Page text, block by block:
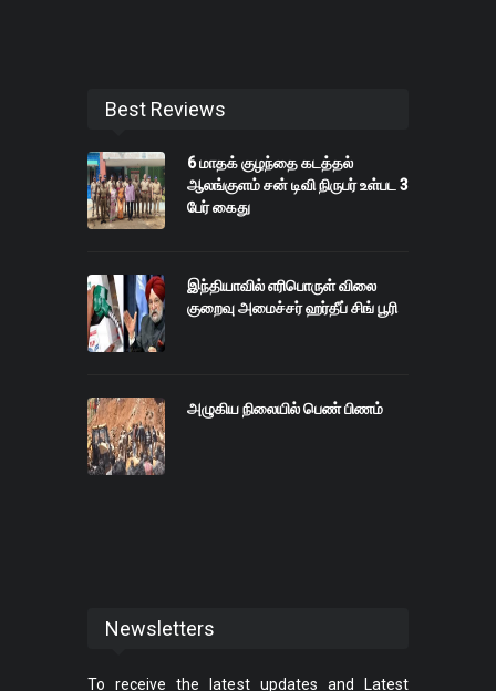
Best Reviews
6 மாதக் குழந்தை கடத்தல்
ஆலங்குளம் சன் டிவி நிருபர் உள்பட 3
பேர் கைது
இந்தியாவில் எரிபொருள் விலை
குறைவு அமைச்சர் ஹர்தீப் சிங் பூரி
அழுகிய நிலையில் பெண் பிணம்
Newsletters
To receive the latest updates and Latest